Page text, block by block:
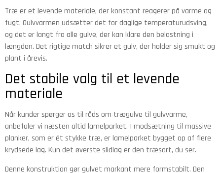
Træ er et levende materiale, der konstant reagerer på varme og
fugt. Gulvvarmen udsætter det for daglige temperaturudsving,
og det er langt fra alle gulve, der kan klare den belastning i
længden. Det rigtige match sikrer et gulv, der holder sig smukt og
plant i årevis.
Det stabile valg til et levende
materiale
Når kunder spørger os til råds om trægulve til gulvvarme,
anbefaler vi næsten altid lamelparket. I modsætning til massive
planker, som er ét stykke træ, er lamelparket bygget op af flere
krydsede lag. Kun det øverste slidlag er den træsort, du ser.
Denne konstruktion gør gulvet markant mere formstabilt. Den